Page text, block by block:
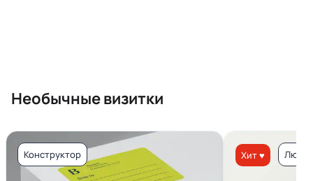
Необычные визитки
Конструктор Хит ♥ Люкс